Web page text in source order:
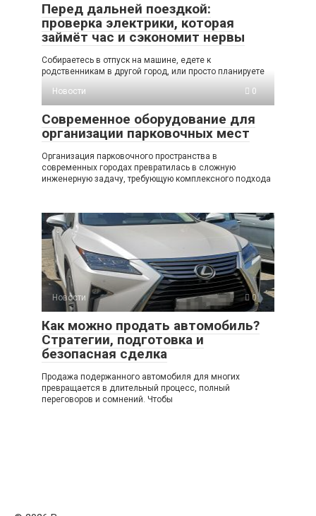
Перед дальней поездкой:
проверка электрики, которая
займёт час и сэкономит нервы
Собираетесь в отпуск на машине, едете к
родственникам в другой город, или просто планируете
Новости
0
Современное оборудование для
организации парковочных мест
Организация парковочного пространства в
современных городах превратилась в сложную
инженерную задачу, требующую комплексного подхода
Новости 0
Как можно продать автомобиль?
Стратегии, подготовка и
безопасная сделка
Продажа подержанного автомобиля для многих
превращается в длительный процесс, полный
переговоров и сомнений. Чтобы